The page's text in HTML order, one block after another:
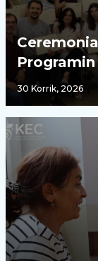
30 Korrik, 2026